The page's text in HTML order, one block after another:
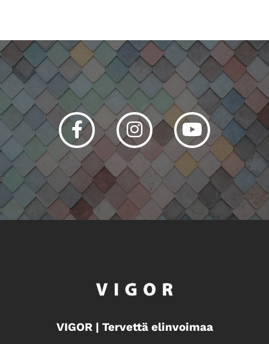
Facebook Instagram Youtube
VIGOR | Tervettä elinvoimaa